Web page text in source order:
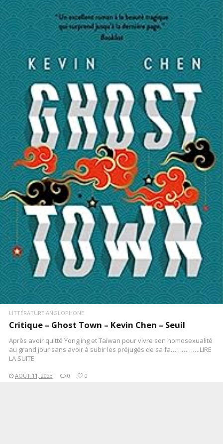
LIRE LA SUITE
LITTÉRATURE ANGLOPHONE
Critique – Ghost Town – Kevin Chen – Seuil
Après avoir quitté Yongjing et Taïwan pour vivre son homosexualité
au grand jour sans avoir à subir les préjugés de sa fa…………….LIRE
LA SUITE
AOÛT 11, 2023 0 0